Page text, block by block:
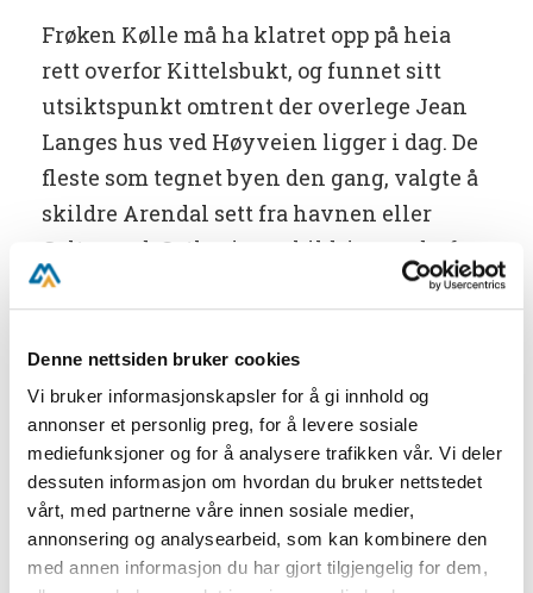
Denne nettsiden bruker cookies
Vi bruker informasjonskapsler for å gi innhold og
annonser et personlig preg, for å levere sosiale
mediefunksjoner og for å analysere trafikken vår. Vi deler
dessuten informasjon om hvordan du bruker nettstedet
vårt, med partnerne våre innen sosiale medier,
annonsering og analysearbeid, som kan kombinere den
med annen informasjon du har gjort tilgjengelig for dem,
Frøken Kølle må ha klatret opp på heia
rett overfor Kittelsbukt, og funnet sitt
utsiktspunkt omtrent der overlege Jean
Langes hus ved Høyveien ligger i dag. De
fleste som tegnet byen den gang, valgte å
skildre Arendal sett fra havnen eller
Galtesund. Catharines skildring er derfor
svært interessant, og nærmest unik.
Friholmens tette trehusbebyggelse, og av
kanalen som runder det som senere ble
Syrdalens hjørne. Tyholmens nordside
med kirken og høydedraget dominerer i
midten av bildet. Kirken vi ser, ble – med
bibehold av tårnet – ombygd fra Y-form til